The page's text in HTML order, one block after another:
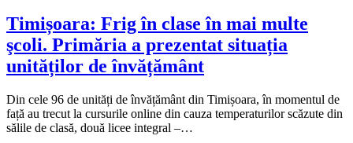
Timișoara: Frig în clase în mai multe
şcoli. Primăria a prezentat situația
unităților de învățământ
Din cele 96 de unități de învățământ din Timișoara, în momentul de
față au trecut la cursurile online din cauza temperaturilor scăzute din
sălile de clasă, două licee integral –…